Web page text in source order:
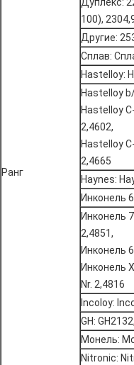
Ранг
100),
Другие:
Сплав:
Hastelloy:
Hastelloy
Hastelloy
2,4602,
Hastelloy
2,4665
Haynes:
Инконель
Инконель
2,4851,
Инконель
Инконель
Nr. 2,4816
Incoloy:
GH:
Монель:
Nitronic: